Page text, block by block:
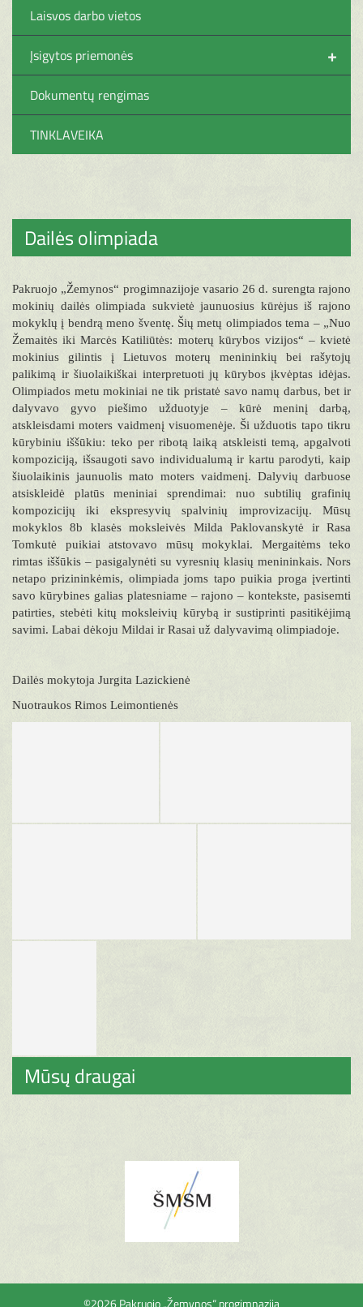
Laisvos darbo vietos
+
Įsigytos priemonės
Dokumentų rengimas
TINKLAVEIKA
Dailės olimpiada
Pakruojo „Žemynos“ progimnazijoje vasario 26 d. surengta rajono
mokinių dailės olimpiada sukvietė jaunuosius kūrėjus iš rajono
mokyklų į bendrą meno šventę. Šių metų olimpiados tema – „Nuo
Žemaitės iki Marcės Katiliūtės: moterų kūrybos vizijos“ – kvietė
mokinius gilintis į Lietuvos moterų menininkių bei rašytojų
palikimą ir šiuolaikiškai interpretuoti jų kūrybos įkvėptas idėjas.
Olimpiados metu mokiniai ne tik pristatė savo namų darbus, bet ir
dalyvavo gyvo piešimo užduotyje – kūrė meninį darbą,
atskleisdami moters vaidmenį visuomenėje. Ši užduotis tapo tikru
kūrybiniu iššūkiu: teko per ribotą laiką atskleisti temą, apgalvoti
kompoziciją, išsaugoti savo individualumą ir kartu parodyti, kaip
šiuolaikinis jaunuolis mato moters vaidmenį. Dalyvių darbuose
atsiskleidė platūs meniniai sprendimai: nuo subtilių grafinių
kompozicijų iki ekspresyvių spalvinių improvizacijų. Mūsų
mokyklos 8b klasės moksleivės Milda Paklovanskytė ir Rasa
Tomkutė puikiai atstovavo mūsų mokyklai. Mergaitėms teko
rimtas iššūkis – pasigalynėti su vyresnių klasių menininkais. Nors
netapo prizininkėmis, olimpiada joms tapo puikia proga įvertinti
savo kūrybines galias platesniame – rajono – kontekste, pasisemti
patirties, stebėti kitų moksleivių kūrybą ir sustiprinti pasitikėjimą
savimi. Labai dėkoju Mildai ir Rasai už dalyvavimą olimpiadoje.
Dailės mokytoja Jurgita Lazickienė
Nuotraukos Rimos Leimontienės
Mūsų draugai
©2026 Pakruojo „Žemynos“ progimnazija